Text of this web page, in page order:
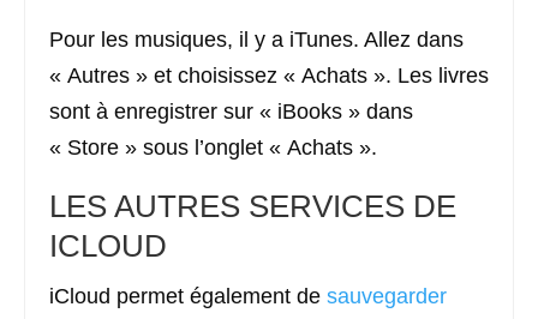
Pour les musiques, il y a iTunes. Allez dans
« Autres » et choisissez « Achats ». Les livres
sont à enregistrer sur « iBooks » dans
« Store » sous l’onglet « Achats ».
LES AUTRES SERVICES DE
ICLOUD
iCloud permet également de sauvegarder